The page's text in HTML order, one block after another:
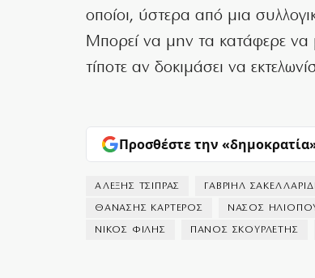
οποίοι, ύστερα από μια
Μπορεί να μην τα κατάφερε να
τίποτε αν δοκιμάσει να
Προσθέστε την
ΑΛΕΞΗΣ ΤΣΙΠΡΑΣ ΓΑΒΡΙΗΛ
ΘΑΝΑΣΗΣ ΚΑΡΤΕΡΟΣ ΝΑΣΟΣ
ΝΙΚΟΣ ΦΙΛΗΣ ΠΑΝΟΣ ΣΚΟΥΡΛΕΤΗΣ